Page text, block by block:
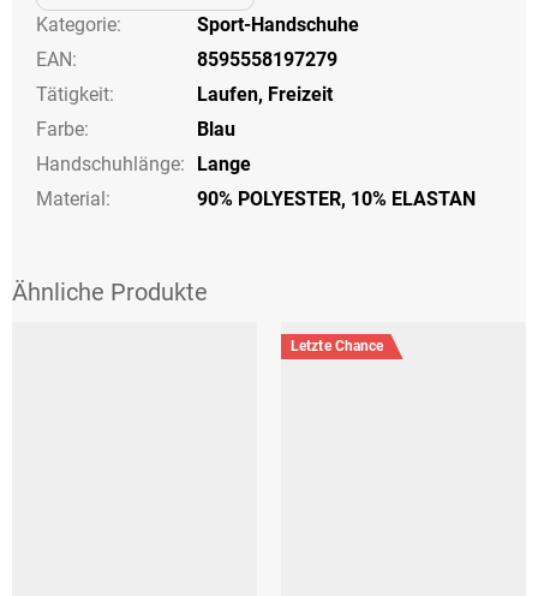
Kategorie:
Sport-Handschuhe
EAN:
8595558197279
Tätigkeit: Laufen, Freizeit
Farbe:
Blau
Handschuhlänge:
Lange
Material:
90% POLYESTER, 10% ELASTAN
Letzte Chance